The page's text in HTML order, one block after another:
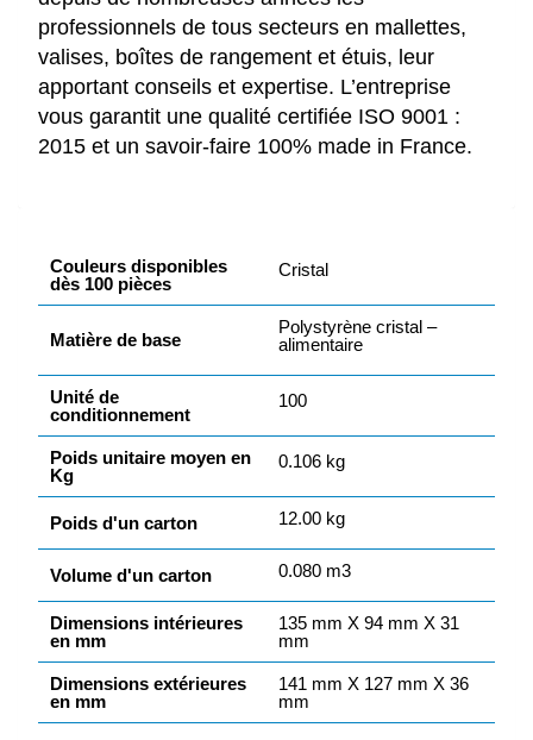
professionnels de tous secteurs en mallettes,
valises, boîtes de rangement et étuis, leur
apportant conseils et expertise. L’entreprise
vous garantit une qualité certifiée ISO 9001 :
2015 et un savoir-faire 100% made in France.
Couleurs disponibles
dès 100 pièces
Cristal
Matière de base
Polystyrène cristal –
alimentaire
Unité de
conditionnement
100
Poids unitaire moyen en
Kg
0.106 kg
Poids d'un carton 12.00 kg
Volume d'un carton 0.080 m3
Dimensions intérieures
en mm
135 mm X 94 mm X 31
mm
Dimensions extérieures
en mm
141 mm X 127 mm X 36
mm